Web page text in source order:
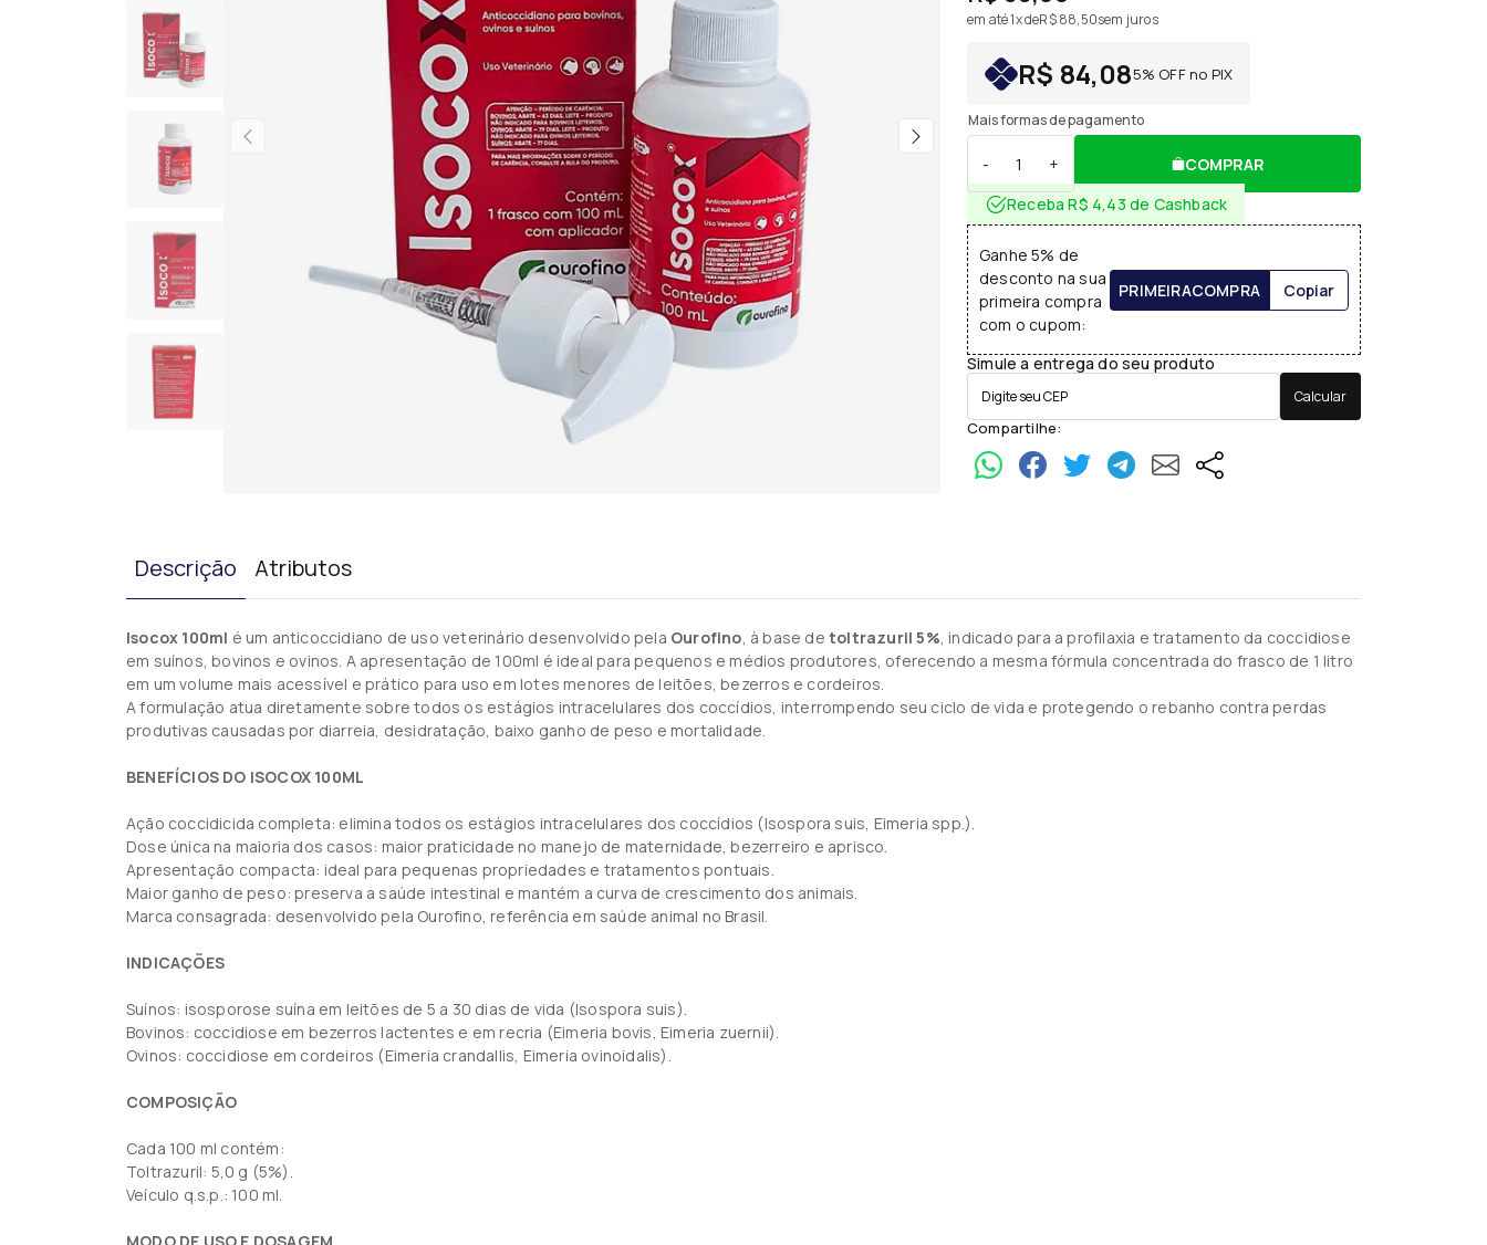
em até 1x deR$ 88,50sem juros
R$ 84,085% OFF no PIX
Mais formas de pagamento
- +
COMPRAR
Receba R$ 4,43 de Cashback
Ganhe 5% de
desconto na sua
primeira compra
com o cupom:
PRIMEIRACOMPRA Copiar
Simule a entrega do seu produto
Calcular
Compartilhe:
Descrição Atributos
Isocox 100ml é um anticoccidiano de uso veterinário desenvolvido pela Ourofino, à base detoltrazuril 5%, indicado para a profilaxia e tratamento da coccidiose
em suínos, bovinos e ovinos. A apresentação de 100ml é ideal para pequenos e médios produtores, oferecendo a mesma fórmula concentrada do frasco de 1 litro
em um volume mais acessível e prático para uso em lotes menores de leitões, bezerros e cordeiros.
A formulação atua diretamente sobre todos os estágios intracelulares dos coccídios, interrompendo seu ciclo de vida e protegendo o rebanho contra perdas
produtivas causadas por diarreia, desidratação, baixo ganho de peso e mortalidade.
BENEFÍCIOS DO ISOCOX 100ML
Ação coccidicida completa: elimina todos os estágios intracelulares dos coccídios (Isospora suis, Eimeria spp.).
Dose única na maioria dos casos: maior praticidade no manejo de maternidade, bezerreiro e aprisco.
Apresentação compacta: ideal para pequenas propriedades e tratamentos pontuais.
Maior ganho de peso: preserva a saúde intestinal e mantém a curva de crescimento dos animais.
Marca consagrada: desenvolvido pela Ourofino, referência em saúde animal no Brasil.
INDICAÇÕES
Suínos: isosporose suína em leitões de 5 a 30 dias de vida (Isospora suis).
Bovinos: coccidiose em bezerros lactentes e em recria (Eimeria bovis, Eimeria zuernii).
Ovinos: coccidiose em cordeiros (Eimeria crandallis, Eimeria ovinoidalis).
COMPOSIÇÃO
Cada 100 ml contém:
Toltrazuril: 5,0 g (5%).
Veículo q.s.p.: 100 ml.